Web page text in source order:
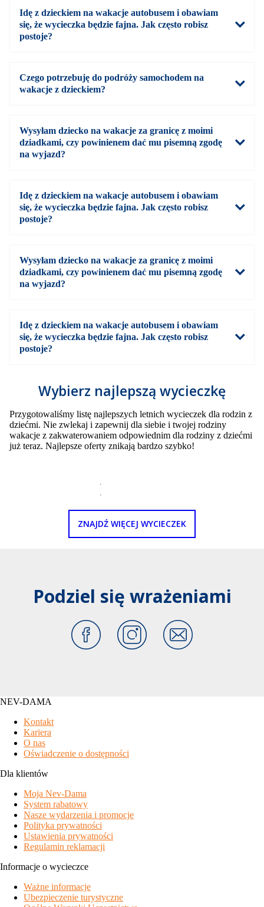
Idę z dzieckiem na wakacje autobusem i obawiam
się, że wycieczka będzie fajna. Jak często robisz
postoje?
Czego potrzebuję do podróży samochodem na
wakacje z dzieckiem?
Wysyłam dziecko na wakacje za granicę z moimi
dziadkami, czy powinienem dać mu pisemną zgodę
na wyjazd?
Idę z dzieckiem na wakacje autobusem i obawiam
się, że wycieczka będzie fajna. Jak często robisz
postoje?
Wysyłam dziecko na wakacje za granicę z moimi
dziadkami, czy powinienem dać mu pisemną zgodę
na wyjazd?
Idę z dzieckiem na wakacje autobusem i obawiam
się, że wycieczka będzie fajna. Jak często robisz
postoje?
Wybierz najlepszą wycieczkę
Przygotowaliśmy listę najlepszych letnich wycieczek dla rodzin z
dziećmi. Nie zwlekaj i zapewnij dla siebie i twojej rodziny
wakacje z zakwaterowaniem odpowiednim dla rodziny z dziećmi
już teraz. Najlepsze oferty znikają bardzo szybko!
ZNAJDŹ WIĘCEJ WYCIECZEK
Podziel się wrażeniami
NEV-DAMA
Kontakt
Kariera
O nas
Oświadczenie o dostępności
Dla klientów
Moja Nev-Dama
System rabatowy
Nasze wydarzenia i promocje
Polityka prywatności
Ustawienia prywatności
Regulamin reklamacji
Informacje o wycieczce
Ważne informacje
Ubezpieczenie turystyczne